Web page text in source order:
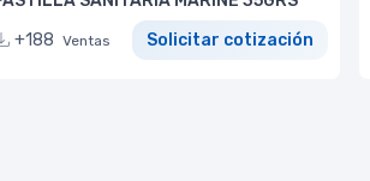
+188 Ventas Solicitar cotización